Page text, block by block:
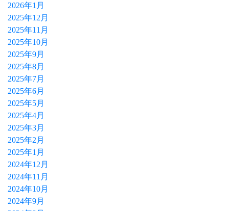
2026年1月
2025年12月
2025年11月
2025年10月
2025年9月
2025年8月
2025年7月
2025年6月
2025年5月
2025年4月
2025年3月
2025年2月
2025年1月
2024年12月
2024年11月
2024年10月
2024年9月